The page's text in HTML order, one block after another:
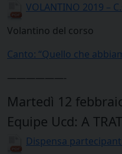
VOLANTINO 2019 –
Volantino del corso
Canto: “Quello che
——————-
Martedì 12
Equipe Ucd: A
Dispensa